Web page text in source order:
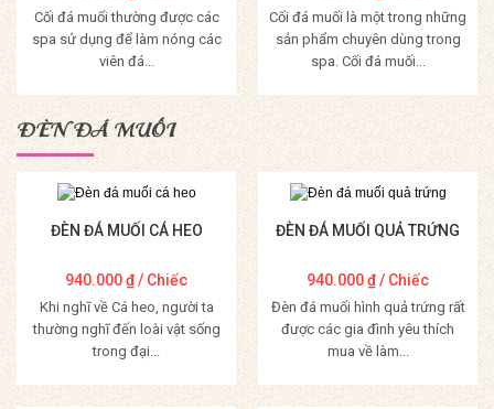
Cối đá muối thường được các
spa sử dụng để làm nóng các
viên đá...
Mua Hàng
Cối đá muối là một trong những
sản phẩm chuyên dùng trong
spa. Cối đá muối...
Mua Hàng
ĐÈN ĐÁ MUỐI
ĐÈN ĐÁ MUỐI CÁ HEO
940.000₫/ Chiếc
Khi nghĩ về Cá heo, người ta
thường nghĩ đến loài vật sống
trong đại...
Mua Hàng
ĐÈN ĐÁ MUỐI QUẢ TRỨNG
940.000₫/ Chiếc
Đèn đá muối hình quả trứng rất
được các gia đình yêu thích
mua về làm...
Mua Hàng